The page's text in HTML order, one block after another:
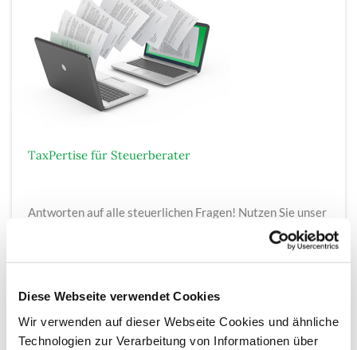
Diese Webseite verwendet Cookies
Wir verwenden auf dieser Webseite Cookies und ähnliche
Technologien zur Verarbeitung von Informationen über
TaxPertise für Steuerberater
Antworten auf alle steuerlichen Fragen! Nutzen Sie unser
ausgewähltes Expertenteam als Ihr Netzwerk. Stellen Sie
ihre Anfrage und erhalten Sie innerhalb kurzer Zeit eine